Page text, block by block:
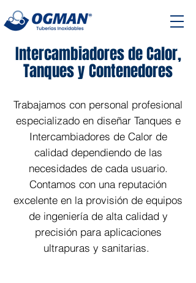
Intercambiadores de Calor,
Tanques y Contenedores
Trabajamos con personal profesional
especializado en diseñar Tanques e
Intercambiadores de Calor de
calidad dependiendo de las
necesidades de cada usuario.
Contamos con una reputación
excelente en la provisión de equipos
de ingeniería de alta calidad y
precisión para aplicaciones
ultrapuras y sanitarias.